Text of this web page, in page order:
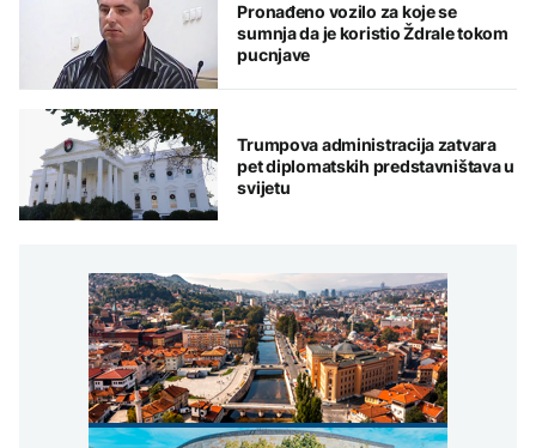
Pronađeno vozilo za koje se
sumnja da je koristio Ždrale tokom
pucnjave
Trumpova administracija zatvara
pet diplomatskih predstavništava u
svijetu